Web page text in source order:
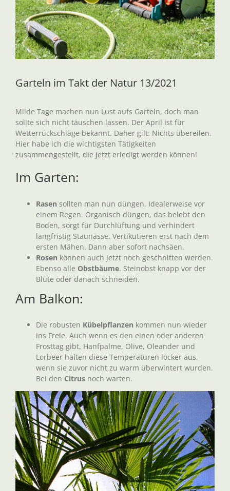
Garteln im Takt der Natur 13/2021
Milde Tage machen nun Lust aufs Garteln, doch man
sollte sich nicht täuschen lassen. Der April ist für
Wetterrückschläge bekannt. Daher gilt: Nichts übereilen.
Hier habe ich die wichtigsten Tätigkeiten
zusammengestellt, die jetzt erledigt werden können!
Im Garten:
Rasen sollten man nun düngen. Idealerweise vor
einem Regen. Organisch düngen, das belebt den
Boden, sorgt für Durchlüftung und verhindert
langfristig Staunässe. Vertikutieren erst nach dem
ersten Mähen. Dann aber sofort nachsäen.
Rosen können auch jetzt noch geschnitten werden.
Ebenso alle Obstbäume. Steinobst knapp vor der
Blüte oder danach schneiden.
Am Balkon:
Die robusten Kübelpflanzen kommen nun wieder
ins Freie. Auch wenn es den einen oder anderen
Frosttag gibt, Hanfpalme, Olive, Oleander und
Lorbeer halten diese Temperaturen locker aus,
wenn sie zuvor nicht zu warm überwintert wurden.
Bei den Citrus noch warten.